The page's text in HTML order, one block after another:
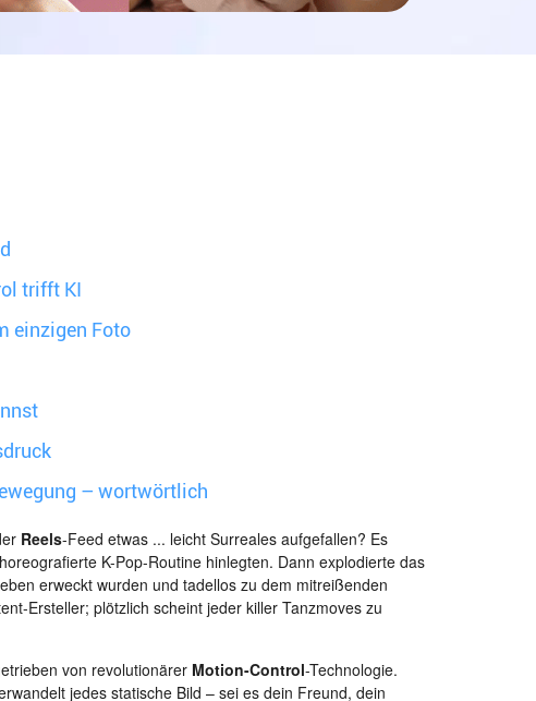
trifft KI
einzigen Foto
– wortwörtlich
Reels-Feed etwas ... leicht Surreales aufgefallen? Es
K-Pop-Routine hinlegten. Dann explodierte das
erweckt wurden und tadellos zu dem mitreißenden
Ersteller; plötzlich scheint jeder killer Tanzmoves zu
von revolutionärer Motion-Control-Technologie.
jedes statische Bild – sei es dein Freund, dein